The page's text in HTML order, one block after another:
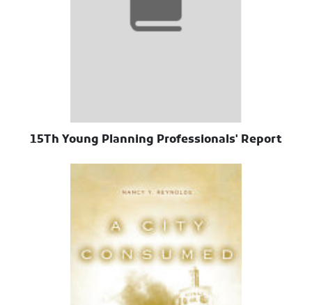
15Th Young Planning Professionals' Report